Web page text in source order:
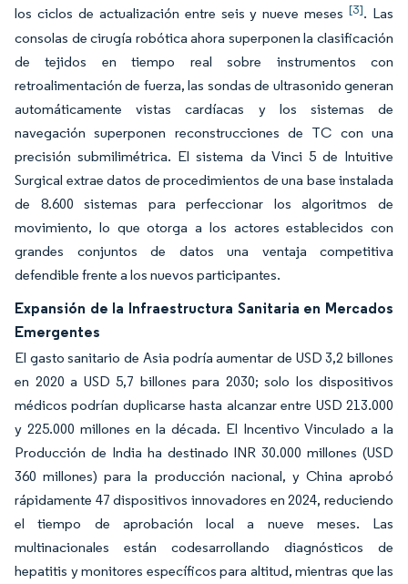
los ciclos de actualización entre seis y nueve meses[3]. Las
consolas de cirugía robótica ahora superponen la clasificación
de tejidos en tiempo real sobre instrumentos con
retroalimentación de fuerza, las sondas de ultrasonido generan
automáticamente vistas cardíacas y los sistemas de
navegación superponen reconstrucciones de TC con una
precisión submilimétrica. El sistema da Vinci 5 de Intuitive
Surgical extrae datos de procedimientos de una base instalada
de 8.600 sistemas para perfeccionar los algoritmos de
movimiento, lo que otorga a los actores establecidos con
grandes conjuntos de datos una ventaja competitiva
defendible frente a los nuevos participantes.
Expansión de la Infraestructura Sanitaria en Mercados
Emergentes
El gasto sanitario de Asia podría aumentar de USD 3,2 billones
en 2020 a USD 5,7 billones para 2030; solo los dispositivos
médicos podrían duplicarse hasta alcanzar entre USD 213.000
y 225.000 millones en la década. El Incentivo Vinculado a la
Producción de India ha destinado INR 30.000 millones (USD
360 millones) para la producción nacional, y China aprobó
rápidamente 47 dispositivos innovadores en 2024, reduciendo
el tiempo de aprobación local a nueve meses. Las
multinacionales están codesarrollando diagnósticos de
hepatitis y monitores específicos para altitud, mientras que las